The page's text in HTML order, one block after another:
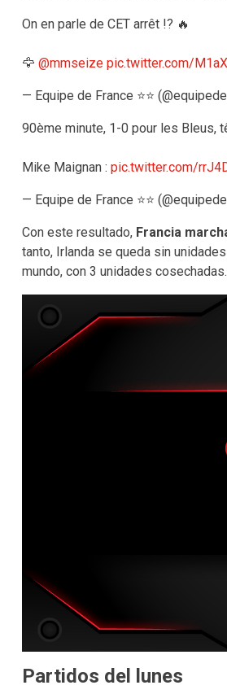
On en parle de CET arrêt !? 🔥
🦅 @mmseize pic.twitter.com/
— Equipe de France ⭐⭐
90ème minute, 1-0 pour les Bleus,
Mike Maignan : pic.twitter.com/
— Equipe de France ⭐⭐
Con este resultado, Francia
tanto, Irlanda se queda sin
mundo, con 3 unidades cosechadas.
Partidos del lunes